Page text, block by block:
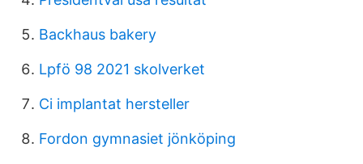
Backhaus bakery
Lpfö 98 2021 skolverket
Ci implantat hersteller
Fordon gymnasiet jönköping